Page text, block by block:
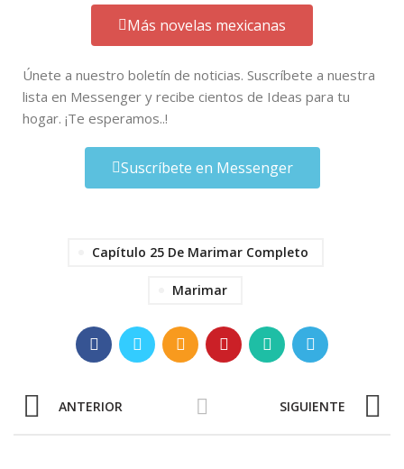
Más novelas mexicanas
Únete a nuestro boletín de noticias. Suscríbete a nuestra
lista en Messenger y recibe cientos de Ideas para tu
hogar. ¡Te esperamos..!
Suscríbete en Messenger
Capítulo 25 De Marimar Completo
Marimar
ANTERIOR SIGUIENTE